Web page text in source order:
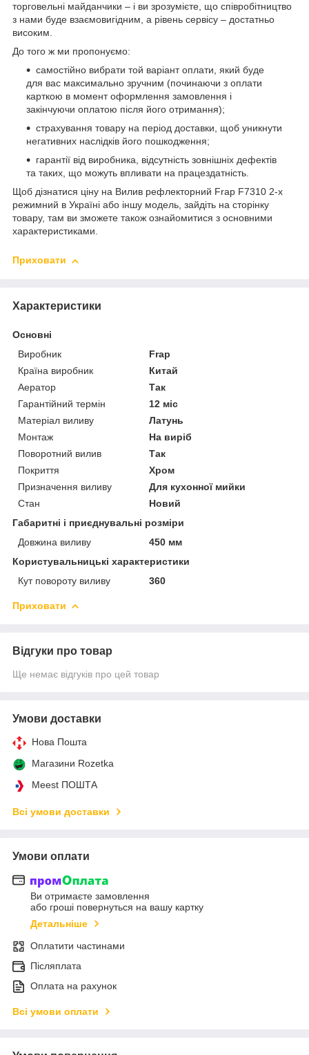
торговельні майданчики – і ви зрозумієте, що співробітництво
з нами буде взаємовигідним, а рівень сервісу – достатньо
високим.
До того ж ми пропонуємо:
самостійно вибрати той варіант оплати, який буде
для вас максимально зручним (починаючи з оплати
карткою в момент оформлення замовлення і
закінчуючи оплатою після його отримання);
страхування товару на період доставки, щоб уникнути
негативних наслідків його пошкодження;
гарантії від виробника, відсутність зовнішніх дефектів
та таких, що можуть впливати на працездатність.
Щоб дізнатися ціну на Вилив рефлекторний Frap F7310 2-х
режимний в Україні або іншу модель, зайдіть на сторінку
товару, там ви зможете також ознайомитися з основними
характеристиками.
Приховати
Характеристики
Основні
Виробник
Frap
Країна виробник
Китай
Аератор
Так
Гарантійний термін
12 міс
Матеріал виливу
Латунь
Монтаж
На виріб
Поворотний вилив
Так
Покриття
Хром
Призначення виливу
Для кухонної мийки
Стан
Новий
Габаритні і приєднувальні розміри
Довжина виливу
450 мм
Користувальницькі характеристики
Кут повороту виливу
360
Приховати
Відгуки про товар
Ще немає відгуків про цей товар
Умови доставки
Нова Пошта
Магазини Rozetka
Meest ПОШТА
Всі умови доставки
Умови оплати
Ви отримаєте замовлення
або гроші повернуться на вашу картку
Детальніше
Оплатити частинами
Післяплата
Оплата на рахунок
Всі умови оплати